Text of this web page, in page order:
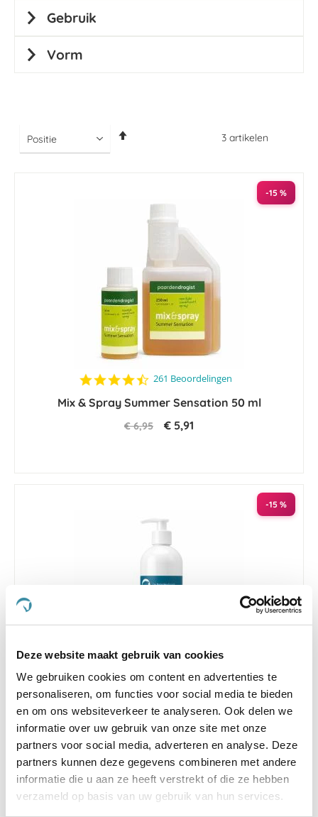
Deze website maakt gebruik van cookies
We gebruiken cookies om content en advertenties te
personaliseren, om functies voor social media te bieden
en om ons websiteverkeer te analyseren. Ook delen we
informatie over uw gebruik van onze site met onze
partners voor social media, adverteren en analyse. Deze
partners kunnen deze gegevens combineren met andere
informatie die u aan ze heeft verstrekt of die ze hebben
verzameld op basis van uw gebruik van hun services.
3 artikelen
-15 %
4.4
rating
261 Beoordelingen
Mix & Spray Summer Sensation 50 ml
€ 6,95 € 5,91
-15 %
4.6
star
rating
98 Beoordelingen
Paardendrogist SME Zalf 480 ml
Gebruik
Vorm